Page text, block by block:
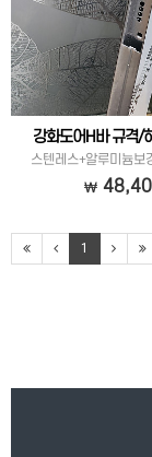
강화도어H바 규격
스텐레스+알루미늄보
1